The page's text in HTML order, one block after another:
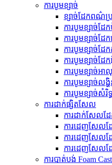
ការបូមខ្សាច់
ខ្សាច់ដែកពណ៌ប្រ
ការបូមខ្សាច់ដែ
ការ​បូម​ខ្សាច់​ដ
ការបូមខ្សាច់ដែ
ការបូមខ្សាច់ដ
ការបូមខ្សាច់អ
ការបូមខ្សាច់លង្
ការបូមខ្សាច់សំរិទ្ធ
ការដាក់ផ្សិតសែល
ការដាក់សែលដ
ការ​ដេញ​សែល​
ការ​ដេញ​សែល​
ការដេញសែលដ
ការបាត់បង់ Foam